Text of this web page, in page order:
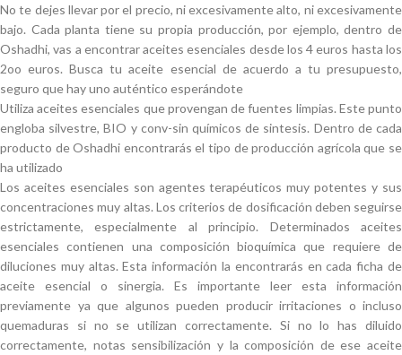
No te dejes llevar por el precio, ni excesivamente alto, ni excesivamente
bajo. Cada planta tiene su propia producción, por ejemplo, dentro de
Oshadhi, vas a encontrar aceites esenciales desde los 4 euros hasta los
2oo euros. Busca tu aceite esencial de acuerdo a tu presupuesto,
seguro que hay uno auténtico esperándote
Utiliza aceites esenciales que provengan de fuentes limpias. Este punto
engloba silvestre, BIO y conv-sin químicos de sintesis. Dentro de cada
producto de Oshadhi encontrarás el tipo de producción agrícola que se
ha utilizado
Los aceites esenciales son agentes terapéuticos muy potentes y sus
concentraciones muy altas. Los criterios de dosificación deben seguirse
estrictamente, especialmente al principio. Determinados aceites
esenciales contienen una composición bioquímica que requiere de
diluciones muy altas. Esta información la encontrarás en cada ficha de
aceite esencial o sinergia. Es importante leer esta información
previamente ya que algunos pueden producir irritaciones o incluso
quemaduras si no se utilizan correctamente. Si no lo has diluido
correctamente, notas sensibilización y la composición de ese aceite